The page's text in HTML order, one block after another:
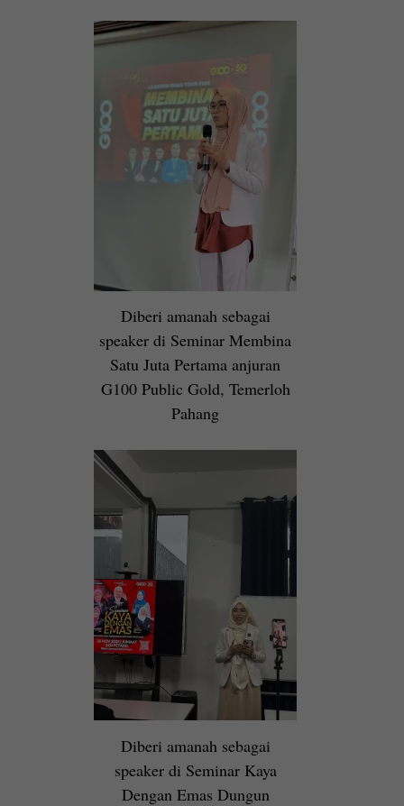
Diberi amanah sebagai
speaker di Seminar Membina
Satu Juta Pertama anjuran
G100 Public Gold, Temerloh
Pahang
Diberi amanah sebagai
speaker di Seminar Kaya
Dengan Emas Dungun